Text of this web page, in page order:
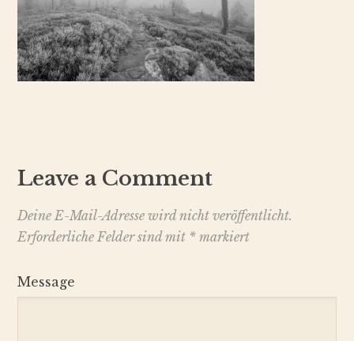
Leave a Comment
Deine E-Mail-Adresse wird nicht veröffentlicht.
Erforderliche Felder sind mit *markiert
Message